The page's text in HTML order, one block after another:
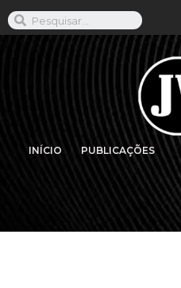
INÍCIO PUBLICAÇÕES